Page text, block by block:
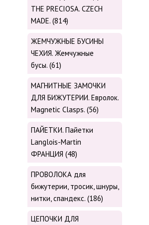
THE PRECIOSA. CZECH
MADE. (814)
ЖЕМЧУЖНЫЕ БУСИНЫ
ЧЕХИЯ. Жемчужные
бусы. (61)
МАГНИТНЫЕ ЗАМОЧКИ
ДЛЯ БИЖУТЕРИИ. Евролок.
Magnetic Сlasps. (56)
ПАЙЕТКИ. Пайетки
Langlois-Martin
ФРАНЦИЯ (48)
ПРОВОЛОКА для
бижутерии, тросик, шнуры,
нитки, cпандекс. (186)
ЦЕПОЧКИ ДЛЯ